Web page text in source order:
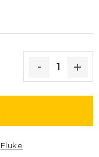
Fluke